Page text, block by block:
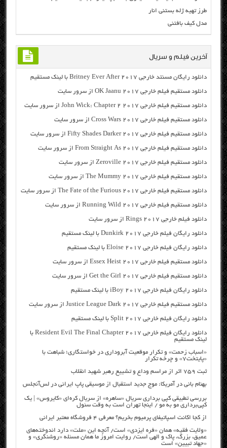
طرز تهیه ژله بستنی انار
مدل کیف بافتنی
آخرین فیلم و سریال
دانلود رایگان مسنتد خارجی Britney Ever After 2017 با لینک مستقیم
دانلود مستقیم فیلم خارجی OK Jaanu 2017 از سرور سایت
دانلود مستقیم فیلم خارجی John Wick: Chapter 2 2017 از سرور سایت
دانلود مستقیم فیلم خارجی Cross Wars 2017 از سرور سایت
دانلود مستقیم فیلم خارجی Fifty Shades Darker 2017 از سرور سایت
دانلود مستقیم فیلم خارجی From Straight As 2017 از سرور سایت
دانلود مستقیم فیلم خارجی Zeroville 2017 از سرور سایت
دانلود مستقیم فیلم خارجی The Mummy 2017 از سرور سایت
دانلود مستقیم فیلم خارجی The Fate of the Furious 2017 از سرور سایت
دانلود مستقیم فیلم خارجی Running Wild 2017 از سرور سایت
دانلود فیلم خارجی Rings 2017 از سرور سایت
دانلود رایگان فیلم خارجی Dunkirk 2017 با لینک مستقیم
دانلود رایگان فیلم خارجی Eloise 2017 با لینک مستقیم
دانلود مستقیم فیلم خارجی Essex Heist 2017 از سرور سایت
دانلود مستقیم فیلم خارجی Get the Girl 2017 از سرور سایت
دانلود رایگان فیلم خارجی iBoy 2017 با لینک مستقیم
دانلود مستقیم فیلم خارجی Justice League Dark 2017 از سرور سایت
دانلود رایگان فیلم خارجی Split 2017 با لینک مستقیم
دانلود رایگان فیلم خارجی Resident Evil The Final Chapter 2017 با
لینک مستقیم
«اسباب زحمت» و تکرار موقعیت آبروداری در خواستگاری؛ شباهت با
«پایتخت۷» و چرخه تکرار
ثبت ۷۵۹ اثر از مراسم وداع و تشییع رهبر شهید انقلاب
بهنام بانی در آمریکا: موج جدید استقبال از موسیقی پاپ ایرانی در لس‌آنجلس
بررسی تطبیقی کپی برداری سریال «ساهره» از سریال کره‌ای «کایروس» | یک
کپی‌برداری مو به مو / اینجا تهران است به وقت سئول
از کجا اکانت اسپاتیفای پرمیوم بخریم؟ معرفی ۴ فروشگاه معتبر ایرانی
«ولایت فقیه» همان «فره ایزدی» است/ آنچه این «ملت» دارد اندوخته‌های
عمیق، بزرگ، پاک و الهی است/ روایت امروز ما همان مسئله «روشنگری» و
«جهاد تبیین» است